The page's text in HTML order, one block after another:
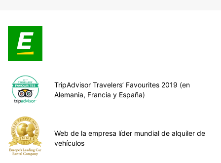
TripAdvisor Travelers’ Favourites 2019 (en
Alemania, Francia y España)
Web de la empresa líder mundial de alquiler de
vehículos